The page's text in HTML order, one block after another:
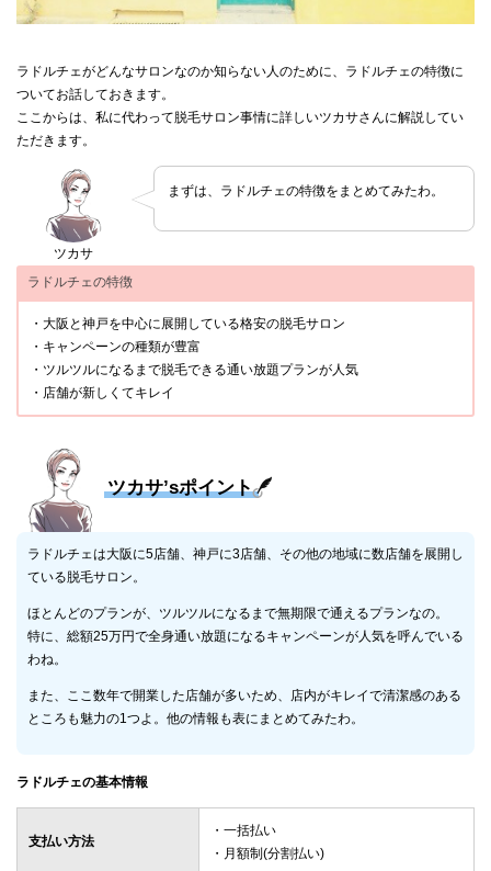
ラドルチェがどんなサロンなのか知らない人のために、ラドルチェの特徴に
ついてお話しておきます。
ここからは、私に代わって脱毛サロン事情に詳しいツカサさんに解説してい
ただきます。
ツカサ
まずは、ラドルチェの特徴をまとめてみたわ。
ラドルチェの特徴
・大阪と神戸を中心に展開している格安の脱毛サロン
・キャンペーンの種類が豊富
・ツルツルになるまで脱毛できる通い放題プランが人気
・店舗が新しくてキレイ
ツカサ’sポイント
ラドルチェは大阪に5店舗、神戸に3店舗、その他の地域に数店舗を展開し
ている脱毛サロン。
ほとんどのプランが、ツルツルになるまで無期限で通えるプランなの。
特に、総額25万円で全身通い放題になるキャンペーンが人気を呼んでいる
わね。
また、ここ数年で開業した店舗が多いため、店内がキレイで清潔感のある
ところも魅力の1つよ。他の情報も表にまとめてみたわ。
ラドルチェの基本情報
支払い方法
・一括払い
・月額制(分割払い)